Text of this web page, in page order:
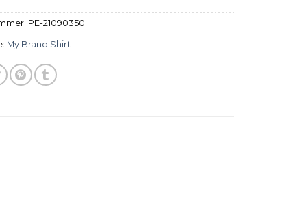
PE-21090350
My Brand Shirt